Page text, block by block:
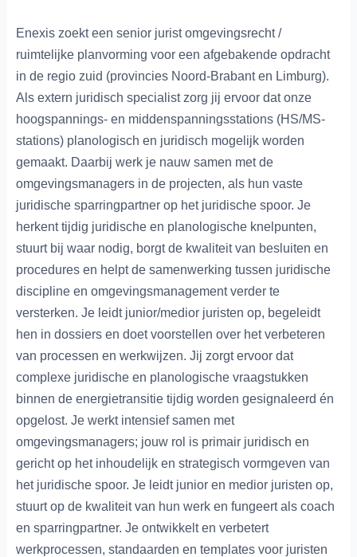
Enexis zoekt een senior jurist omgevingsrecht /
ruimtelijke planvorming voor een afgebakende opdracht
in de regio zuid (provincies Noord-Brabant en Limburg).
Als extern juridisch specialist zorg jij ervoor dat onze
hoogspannings- en middenspanningsstations (HS/MS-
stations) planologisch en juridisch mogelijk worden
gemaakt. Daarbij werk je nauw samen met de
omgevingsmanagers in de projecten, als hun vaste
juridische sparringpartner op het juridische spoor. Je
herkent tijdig juridische en planologische knelpunten,
stuurt bij waar nodig, borgt de kwaliteit van besluiten en
procedures en helpt de samenwerking tussen juridische
discipline en omgevingsmanagement verder te
versterken. Je leidt junior/medior juristen op, begeleidt
hen in dossiers en doet voorstellen over het verbeteren
van processen en werkwijzen. Jij zorgt ervoor dat
complexe juridische en planologische vraagstukken
binnen de energietransitie tijdig worden gesignaleerd én
opgelost. Je werkt intensief samen met
omgevingsmanagers; jouw rol is primair juridisch en
gericht op het inhoudelijk en strategisch vormgeven van
het juridische spoor. Je leidt junior en medior juristen op,
stuurt op de kwaliteit van hun werk en fungeert als coach
en sparringpartner. Je ontwikkelt en verbetert
werkprocessen, standaarden en templates voor juristen